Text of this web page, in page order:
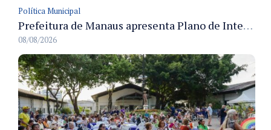
Política Municipal
Prefeitura de Manaus apresenta Plano de Integridade da CGM e qualifica servidores para governança e conformidade no biênio 2027-2028
08/08/2026